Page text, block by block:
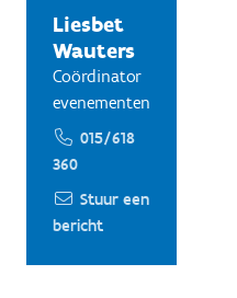
Liesbet
Wauters
Coördinator
evenementen
015/618
360
Stuur een
bericht